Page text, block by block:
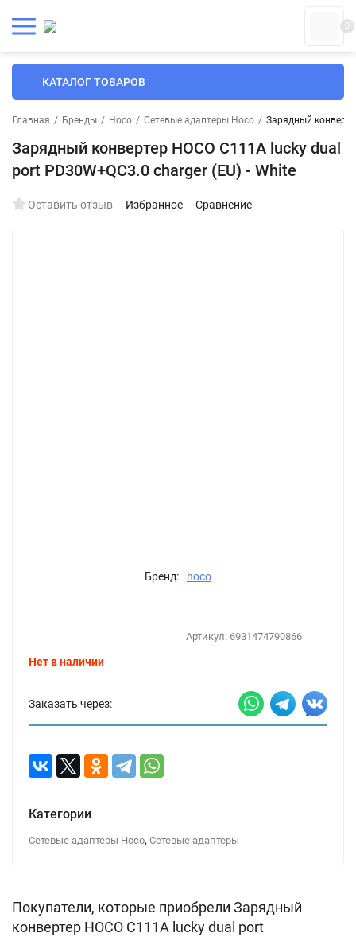
0
КАТАЛОГ ТОВАРОВ
Главная / Бренды / Hoco / Сетевые адаптеры Hoco / Зарядный
Зарядный конвертер HOCO C111A lucky dual
port PD30W+QC3.0 charger (EU) - White
Оставить отзыв Избранное Сравнение
Бренд: hoco
Артикул: 6931474790866
Нет в наличии
Заказать через:
Категории
Сетевые адаптеры Hoco, Сетевые адаптеры
Покупатели, которые приобрели Зарядный
конвертер HOCO C111A lucky dual port